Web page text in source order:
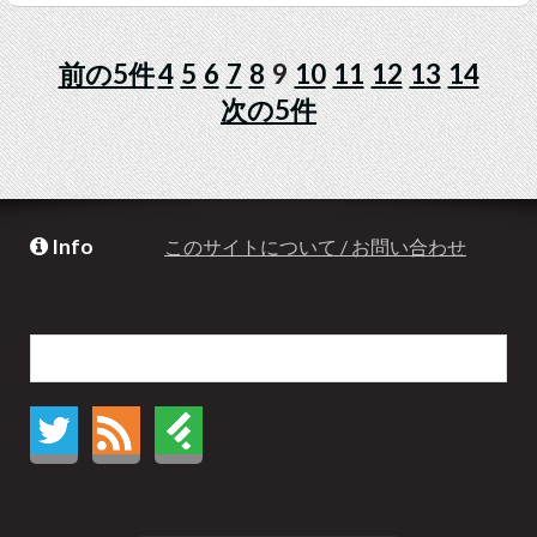
前の5件4 5 6 7 8 9 10 11 12 13 14
次の5件
Info このサイトについて / お問い合わせ